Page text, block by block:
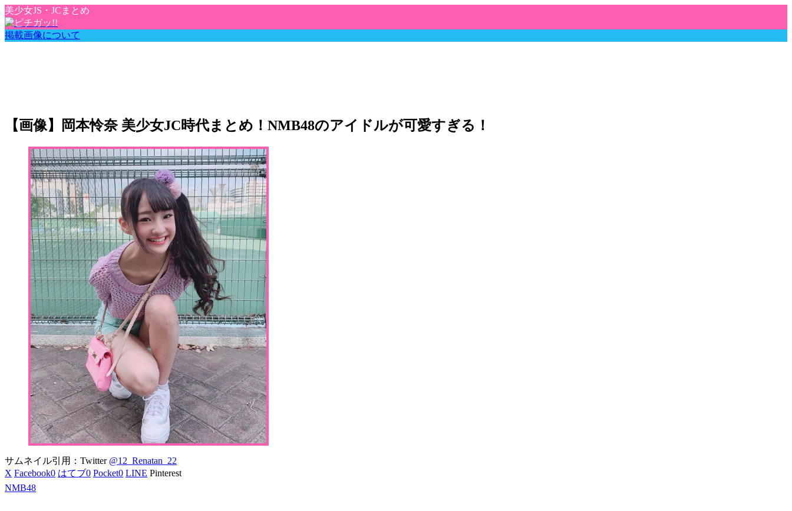
美少女JS・JCまとめ
掲載画像について
【画像】岡本怜奈 美少女JC時代まとめ！NMB48のアイドルが可愛すぎる！
サムネイル引用：Twitter @12_Renatan_22
X Facebook0 はてブ0 Pocket0 LINE Pinterest
NMB48